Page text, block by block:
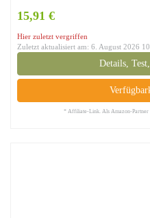
15,91 €
Hier zuletzt vergriffen
Zuletzt aktualisiert am: 6. August 2026
Details,
* Affiliate-Link. Als Amazon-Partner